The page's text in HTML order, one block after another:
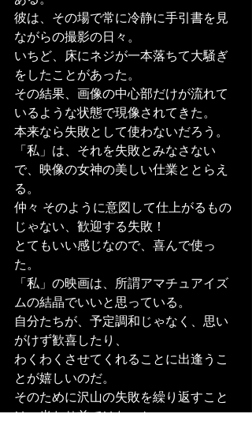
彼は、その場で常に冷静に手引書を見
ながらの撮影の日々。
いちど、床にネジが一本落ちて大騒ぎ
をしたことがあった。
その結果、画像の中心部だけが流れて
いるような状態で現像されてきた。
本来なら失敗として使わないだろう。
「私」は、それを失敗とみなさない
で、映像の女神の美しい仕業ととらえ
る。
仲々 そのように意図して仕上がるもの
じゃない、歓迎する失敗！
とてもいい感じなので、喜んで使っ
た。
「私」の映画は、所謂アマチュアイズ
ムの結晶でいいと思っている。
自分たちが、予定調和じゃなく、思い
がけず歓喜したり、
わくわくさせてくれることに出逢うこ
とが嬉しいのだ。
そのために沢山の失敗を繰り返すこと
は、当たり前ではないか。